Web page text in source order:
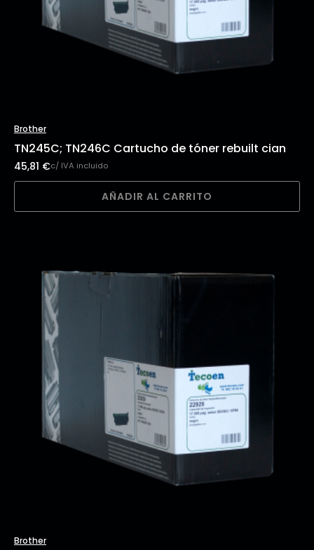
Brother
TN245C; TN246C Cartucho de tóner rebuilt cian
45,81 €c/ IVA incluido
AÑADIR AL CARRITO
Brother